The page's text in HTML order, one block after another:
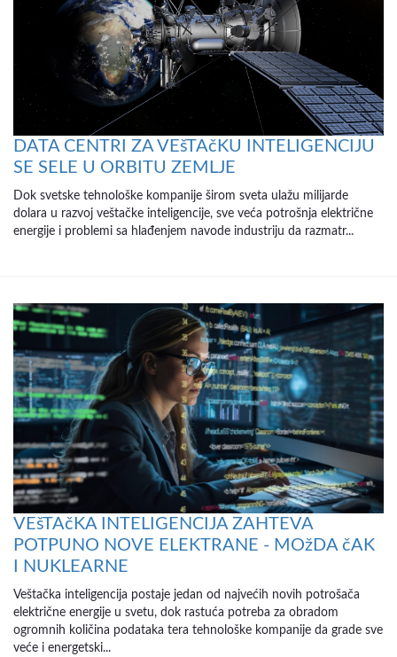
DATA CENTRI ZA VEšTAčKU INTELIGENCIJU
SE SELE U ORBITU ZEMLJE
Dok svetske tehnološke kompanije širom sveta ulažu milijarde
dolara u razvoj veštačke inteligencije, sve veća potrošnja električne
energije i problemi sa hlađenjem navode industriju da razmatr...
VEšTAčKA INTELIGENCIJA ZAHTEVA
POTPUNO NOVE ELEKTRANE - MOžDA čAK
I NUKLEARNE
Veštačka inteligencija postaje jedan od najvećih novih potrošača
električne energije u svetu, dok rastuća potreba za obradom
ogromnih količina podataka tera tehnološke kompanije da grade sve
veće i energetski...